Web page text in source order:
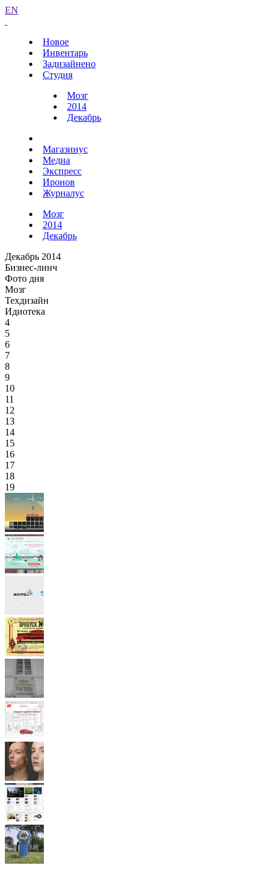
EN
Новое
Инвентарь
Задизайнено
Студия
Мозг
2014
Декабрь
Магазинус
Медиа
Экспресс
Иронов
Журналус
Мозг
2014
Декабрь
Декабрь 2014
Бизнес-линч
Фото дня
Мозг
Техдизайн
Идиотека
4
5
6
7
8
9
10
11
12
13
14
15
16
17
18
19